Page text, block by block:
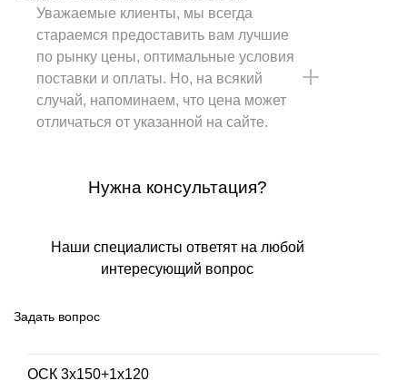
Уважаемые клиенты, мы всегда
стараемся предоставить вам лучшие
по рынку цены, оптимальные условия
поставки и оплаты. Но, на всякий
случай, напоминаем, что цена может
отличаться от указанной на сайте.
Нужна консультация?
Наши специалисты ответят на любой
интересующий вопрос
Задать вопрос
ОСК 3х150+1х120